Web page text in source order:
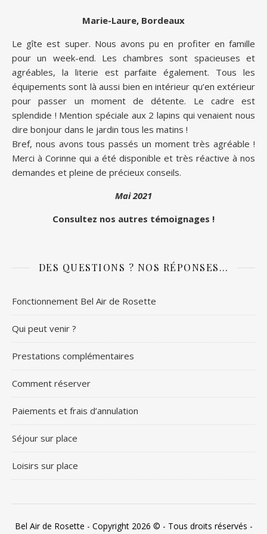
Marie-Laure, Bordeaux
Le gîte est super. Nous avons pu en profiter en famille
pour un week-end. Les chambres sont spacieuses et
agréables, la literie est parfaite également. Tous les
équipements sont là aussi bien en intérieur qu’en extérieur
pour passer un moment de détente. Le cadre est
splendide ! Mention spéciale aux 2 lapins qui venaient nous
dire bonjour dans le jardin tous les matins !
Bref, nous avons tous passés un moment très agréable !
Merci à Corinne qui a été disponible et très réactive à nos
demandes et pleine de précieux conseils.
Mai 2021
Consultez nos autres témoignages !
DES QUESTIONS ? NOS RÉPONSES…
Fonctionnement Bel Air de Rosette
Qui peut venir ?
Prestations complémentaires
Comment réserver
Paiements et frais d’annulation
Séjour sur place
Loisirs sur place
Bel Air de Rosette - Copyright 2026 © - Tous droits réservés -